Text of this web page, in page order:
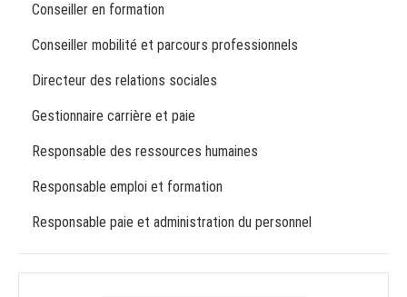
Conseiller en formation
Conseiller mobilité et parcours professionnels
Directeur des relations sociales
Gestionnaire carrière et paie
Responsable des ressources humaines
Responsable emploi et formation
Responsable paie et administration du personnel